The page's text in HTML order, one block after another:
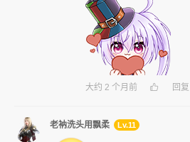
大约 2 个月前 回复
老衲洗头用飘柔 Lv.11